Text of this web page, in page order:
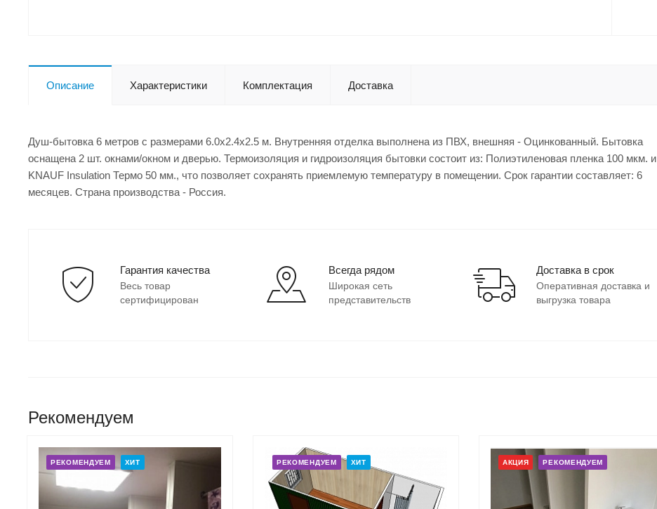
Описание Характеристики Комплектация Доставка
Душ-бытовка 6 метров с размерами 6.0x2.4x2.5 м. Внутренняя отделка выполнена из ПВХ, внешняя - Оцинкованный. Бытовка
оснащена 2 шт. окнами/окном и дверью. Термоизоляция и гидроизоляция бытовки состоит из: Полиэтиленовая пленка 100 мкм. и
KNAUF Insulation Термо 50 мм., что позволяет сохранять приемлемую температуру в помещении. Срок гарантии составляет: 6
месяцев. Страна производства - Россия.
Гарантия качества
Весь товар
сертифицирован
Всегда рядом
Широкая сеть
представительств
Доставка в срок
Оперативная доставка и
выгрузка товара
Рекомендуем
РЕКОМЕНДУЕМ ХИТ РЕКОМЕНДУЕМ ХИТ АКЦИЯ РЕКОМЕНДУЕМ